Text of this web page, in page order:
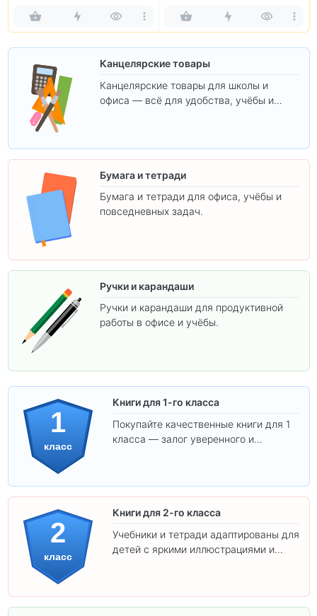
Канцелярские товары
Канцелярские товары для школы и
офиса — всё для удобства, учёбы и
Бумага и тетради
Бумага и тетради для офиса, учёбы и
повседневных задач.
Ручки и карандаши
Ручки и карандаши для продуктивной
работы в офисе и учёбы.
1
класс
Книги для 1-го класса
Покупайте качественные книги для 1
класса — залог уверенного и
2
класс
Книги для 2-го класса
Учебники и тетради адаптированы для
детей с яркими иллюстрациями и